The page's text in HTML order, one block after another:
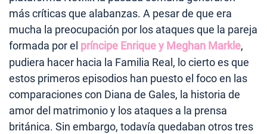
más críticas que alabanzas. A pesar de que era
mucha la preocupación por los ataques que la pareja
formada por el príncipe Enrique y Meghan Markle,
pudiera hacer hacia la Familia Real, lo cierto es que
estos primeros episodios han puesto el foco en las
comparaciones con Diana de Gales, la historia de
amor del matrimonio y los ataques a la prensa
británica. Sin embargo, todavía quedaban otros tres